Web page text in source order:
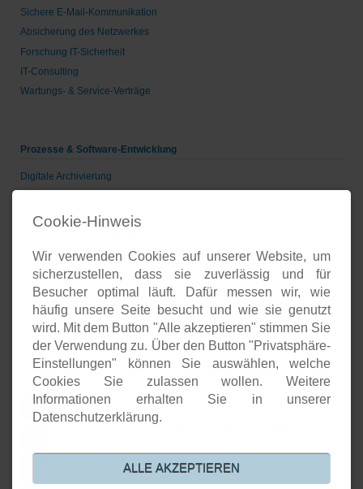
Sichere E-Mail-Kommunikation
Absicherung des Netzwerkes
Forschung IT-Sicherheit
IT-Consulting
Wartungs- & Service-Verträge
Prozesse & Software-Entwicklung
Digitale Archivierung
Voice-over-IP
Unternehmenspräsenzen
Software-Entwicklung
Onlineshops
Open-Source-Support
24.
JUL
Open Source basierte SIEM-Systeme im Vergleich
DiStEL-Projekts bei Bosch in Renningen stand im Scope der
PMD-X-Durchstichprojekte
Cookie-Hinweis
Wir verwenden Cookies auf unserer Website, um
sicherzustellen, dass sie zuverlässig und für
Besucher optimal läuft. Dafür messen wir, wie
häufig unsere Seite besucht und wie sie genutzt
wird. Mit dem Button "Alle akzeptieren" stimmen Sie
der Verwendung zu. Über den Button "Privatsphäre-
Einstellungen" können Sie auswählen, welche
Cookies Sie zulassen wollen. Weitere
Informationen erhalten Sie in unserer
Datenschutzerklärung.
ALLE AKZEPTIEREN